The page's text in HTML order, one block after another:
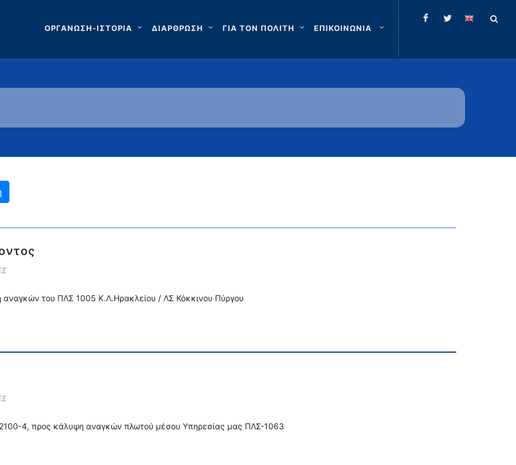
ΟΡΓΑΝΩΣΗ-ΙΣΤΟΡΙΑ ΔΙΑΡΘΡΩΣΗ ΓΙΑ ΤΟΝ ΠΟΛΙΤΗ ΕΠΙΚΟΙΝΩΝΙΑ
αναγκών του ΠΛΣ 1005 K.Λ.Ηρακλείου / ΛΣ Κόκκινου Πύργου
4, προς κάλυψη αναγκών πλωτού μέσου Υπηρεσίας μας ΠΛΣ-1063